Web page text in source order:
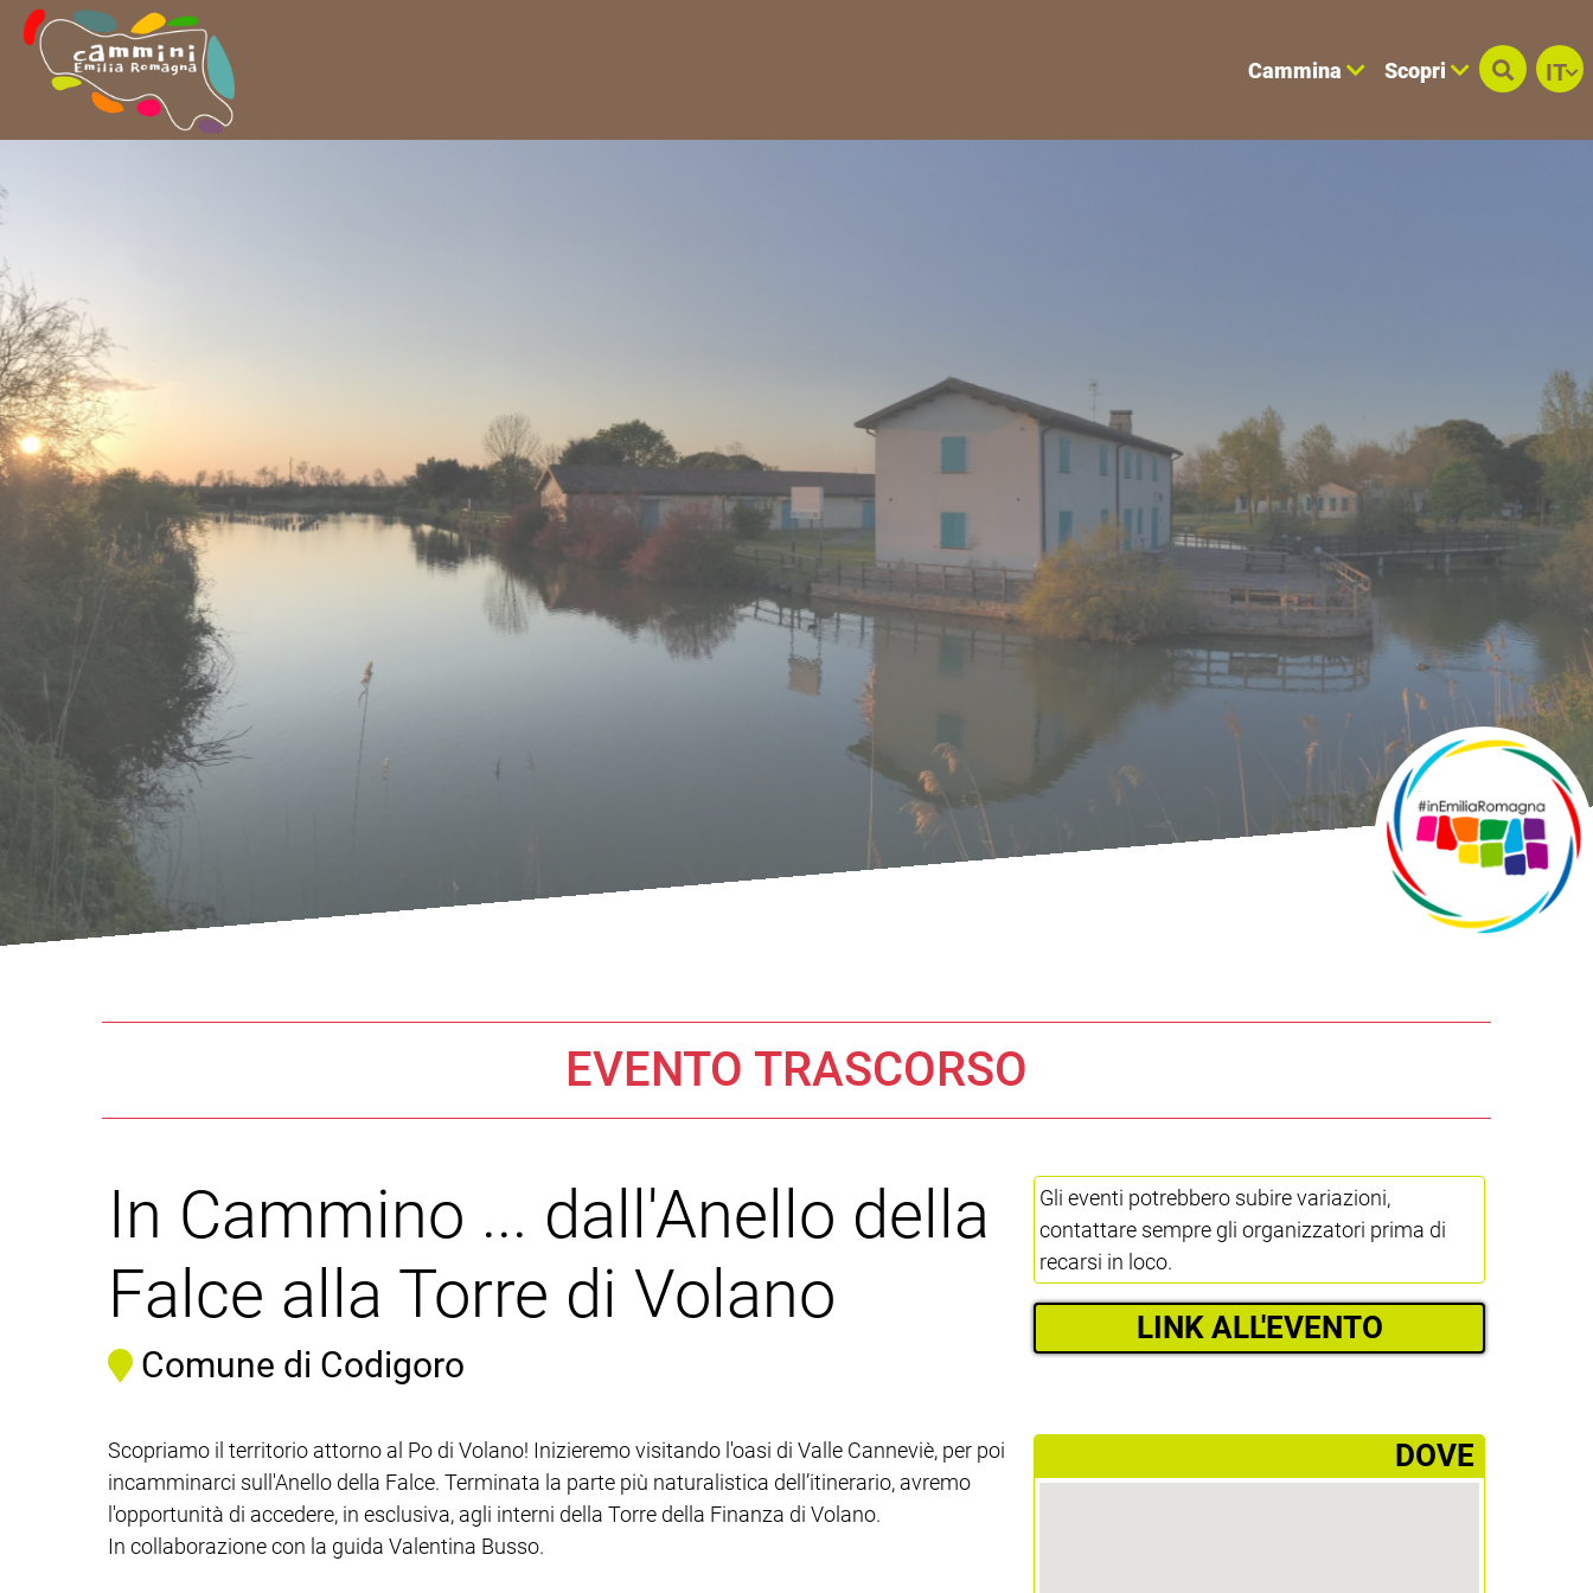
Cammina Scopri IT
EVENTO TRASCORSO
In Cammino ... dall'Anello della
Falce alla Torre di Volano
Comune di Codigoro
Gli eventi potrebbero subire variazioni,
contattare sempre gli organizzatori prima di
recarsi in loco.
LINK ALL'EVENTO
Scopriamo il territorio attorno al Po di Volano! Inizieremo visitando l'oasi di Valle Canneviè, per poi
incamminarci sull'Anello della Falce. Terminata la parte più naturalistica dell’itinerario, avremo
l'opportunità di accedere, in esclusiva, agli interni della Torre della Finanza di Volano.
In collaborazione con la guida Valentina Busso.
­DOVE